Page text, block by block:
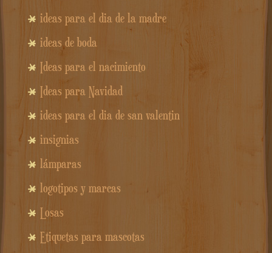
ideas para el dia de la madre
ideas de boda
Ideas para el nacimiento
Ideas para Navidad
ideas para el dia de san valentin
insignias
lámparas
logotipos y marcas
Losas
Etiquetas para mascotas